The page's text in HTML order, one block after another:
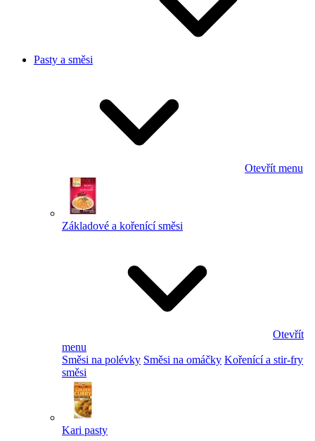
Pasty a směsi
Otevřít menu
Základové a kořenící směsi
Otevřít
menu
Směsi na polévky Směsi na omáčky Kořenící a stir-fry
směsi
Kari pasty